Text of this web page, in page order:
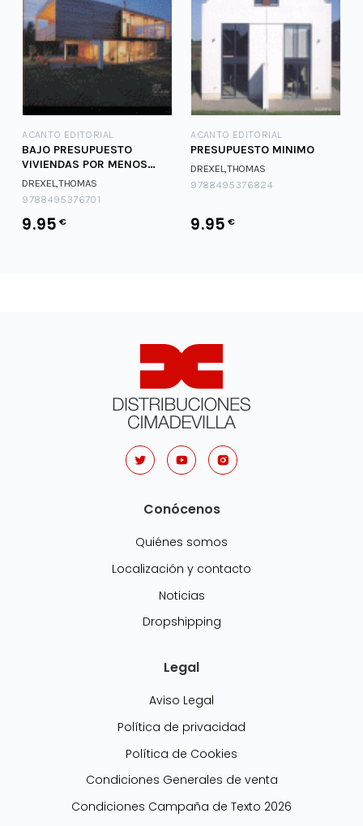
ACANTO EDITORIAL
BAJO PRESUPUESTO
VIVIENDAS POR MENOS
200,000 EUROS
DREXEL,THOMAS
9788495376701
9.95 €
ACANTO EDITORIAL
PRESUPUESTO MINIMO
DREXEL,THOMAS
9788495376824
9.95 €
Conócenos
Quiénes somos
Localización y contacto
Noticias
Dropshipping
Legal
Aviso Legal
Política de privacidad
Política de Cookies
Condiciones Generales de venta
Condiciones Campaña de Texto 2026